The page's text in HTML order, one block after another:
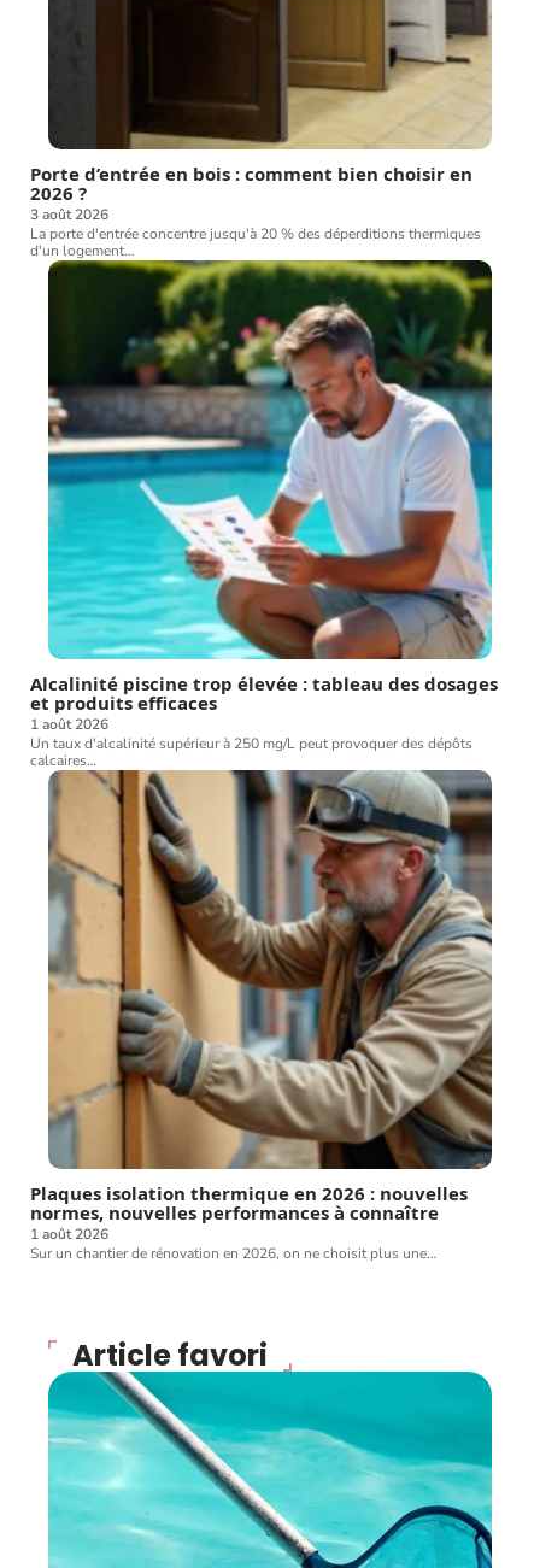
Porte d’entrée en bois : comment bien choisir en
2026 ?
3 août 2026
La porte d'entrée concentre jusqu'à 20 % des déperditions thermiques
d'un logement…
Alcalinité piscine trop élevée : tableau des dosages
et produits efficaces
1 août 2026
Un taux d'alcalinité supérieur à 250 mg/L peut provoquer des dépôts
calcaires…
Plaques isolation thermique en 2026 : nouvelles
normes, nouvelles performances à connaître
1 août 2026
Sur un chantier de rénovation en 2026, on ne choisit plus une…
Article favori